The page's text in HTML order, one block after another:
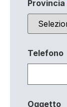
Provincia
Telefono
Oggetto